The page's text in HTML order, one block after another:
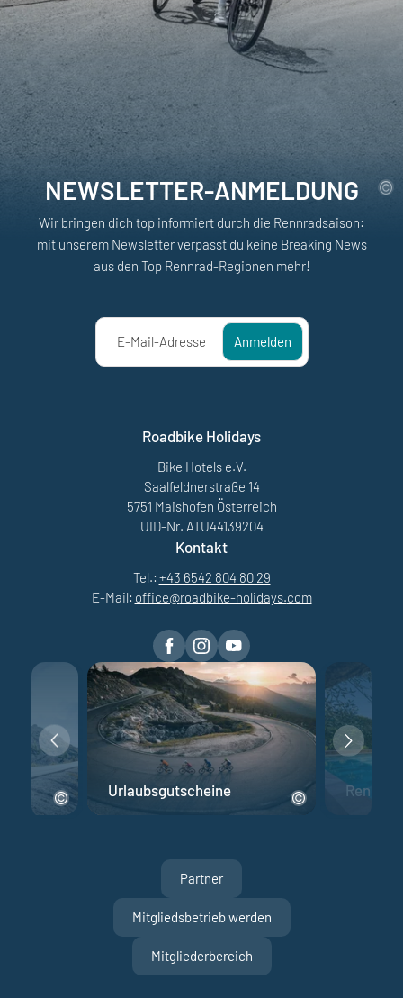
NEWSLETTER-ANMELDUNG
Wir bringen dich top informiert durch die Rennradsaison:
mit unserem Newsletter verpasst du keine Breaking News
aus den Top Rennrad-Regionen mehr!
E-Mail-Adresse Anmelden
Roadbike Holidays
Bike Hotels e.V.
Saalfeldnerstraße 14
5751 Maishofen Österreich
UID-Nr. ATU44139204
Kontakt
Tel.: +43 6542 804 80 29
E-Mail: office@roadbike-holidays.com
Urlaubsgutscheine
Partner
Mitgliedsbetrieb werden
Mitgliederbereich